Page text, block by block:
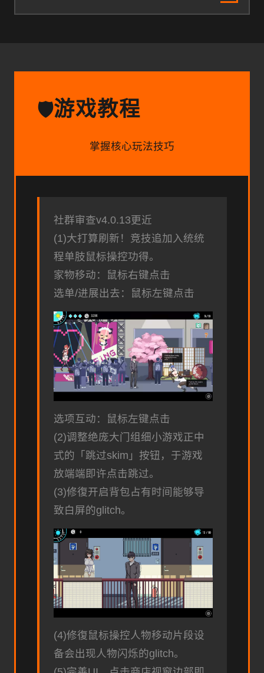
🛡️游戏教程
掌握核心玩法技巧
社群审查v4.0.13更近
(1)大打算刷新！竞技追加入统统
程单肢鼠标操控功得。
家物移动：鼠标右键点击
选单/进展出去：鼠标左键点击
选项互动：鼠标左键点击
(2)调整绝庞大门组细小游戏正中
式的「跳过skim」按钮，于游戏
放端端即许点击跳过。
(3)修復开启背包占有时间能够导
致白屏的glitch。
(4)修復鼠标操控人物移动片段设
备会出现人物闪烁的glitch。